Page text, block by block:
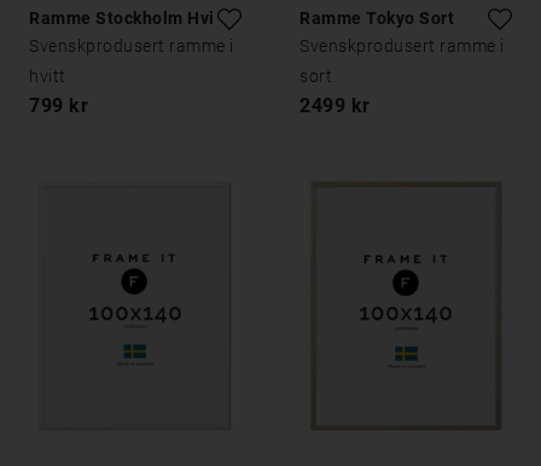
Ramme Stockholm Hvit
Svenskprodusert ramme i
hvitt
799 kr
Ramme Tokyo Sort
Svenskprodusert ramme i
sort
2499 kr